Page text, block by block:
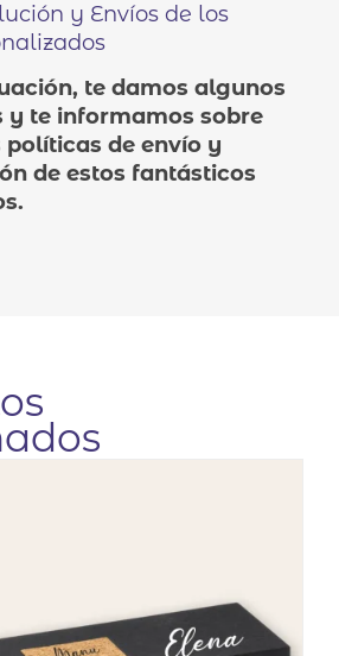
y Envíos de los
te damos algunos
y te informamos sobre
políticas de envío y
de estos fantásticos